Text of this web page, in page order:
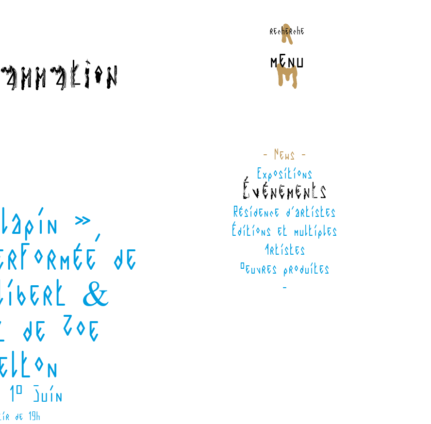
recherche
menu
- News -
Expositions
Événements
Résidence d'artistes
Éditions et multiples
Artistes
Oeuvres produites
-
»,
de
&
de Zoe
10 juin
de 19h